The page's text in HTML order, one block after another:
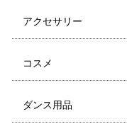
アクセサリー
コスメ
ダンス用品